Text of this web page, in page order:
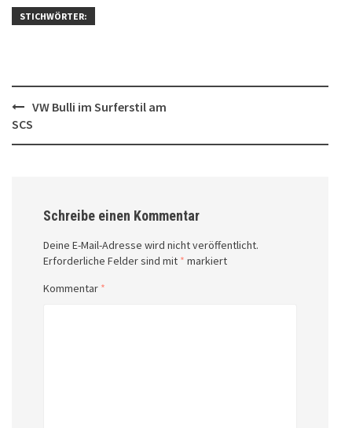
STICHWÖRTER:
Post
navigation
VW Bulli im Surferstil am
SCS
Schreibe einen Kommentar
Deine E-Mail-Adresse wird nicht veröffentlicht.
Erforderliche Felder sind mit * markiert
Kommentar *